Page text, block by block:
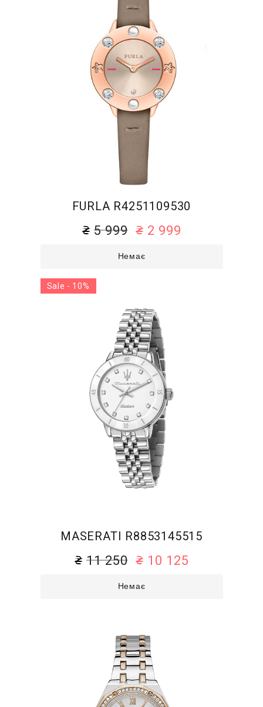
FURLA R4251109530
5 999 2 999
Немає
MASERATI R8853145515
11 250 10 125
Немає
Sale - 10%